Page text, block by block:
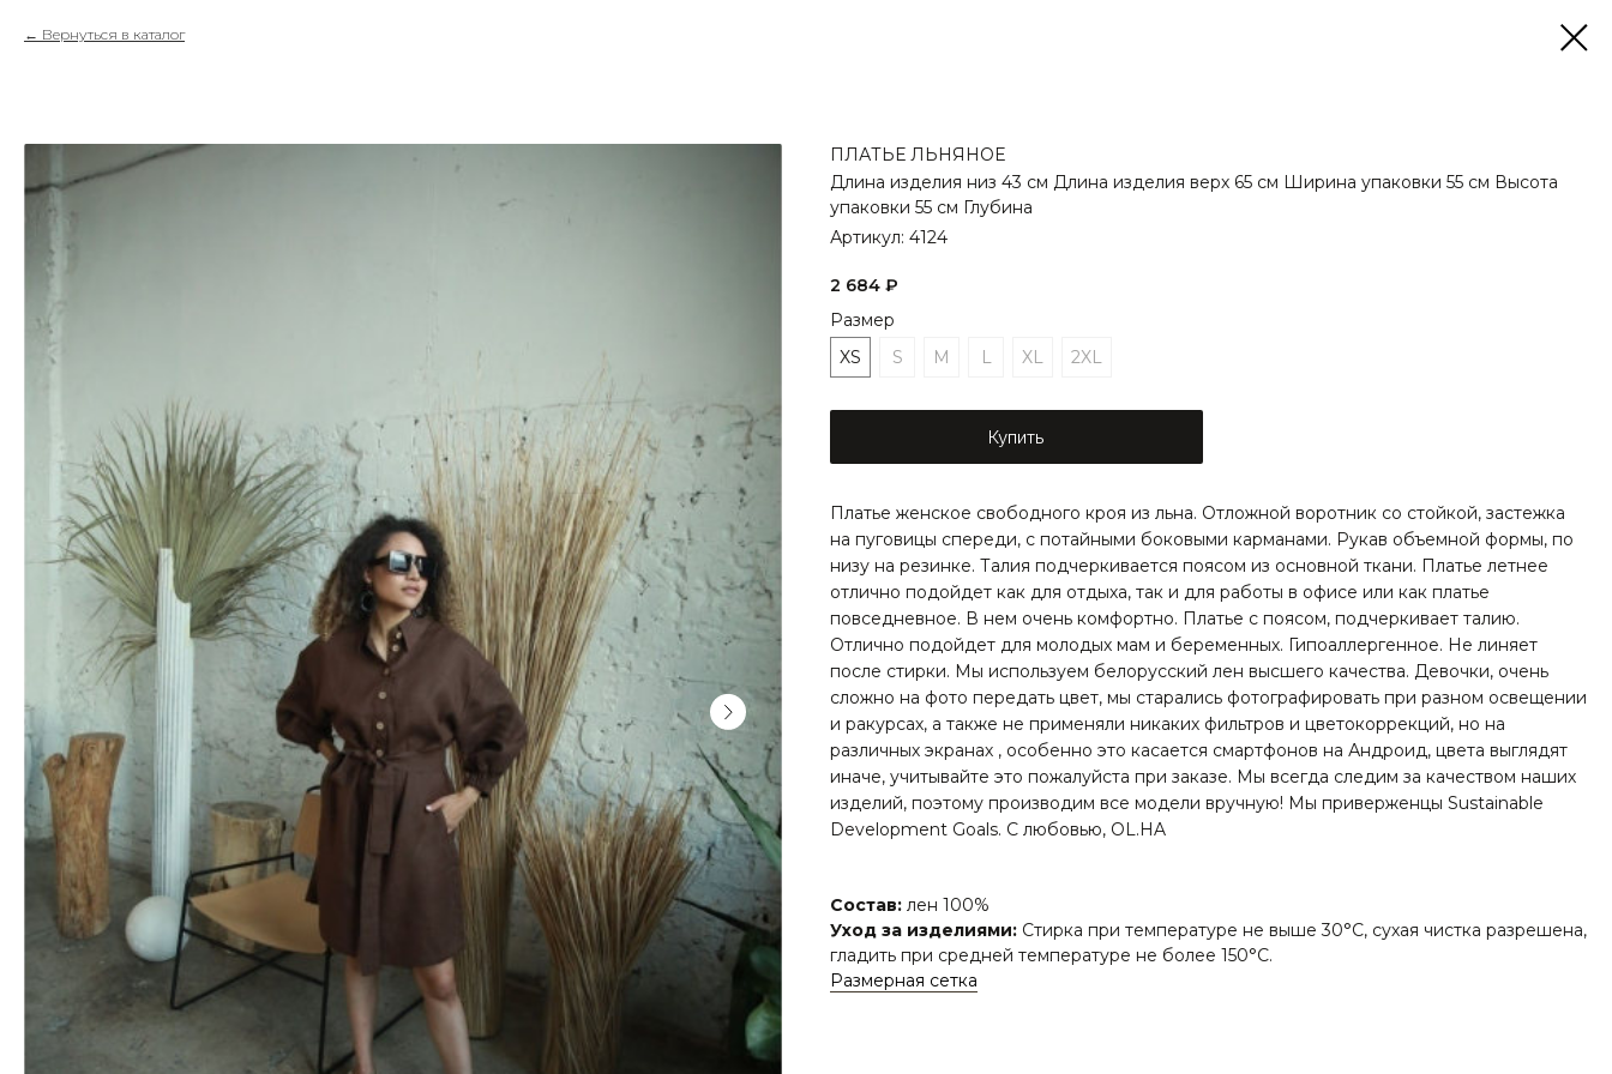
Вернуться в каталог
ПЛАТЬЕ ЛЬНЯНОЕ
Длина изделия низ 43 см Длина изделия верх 65 см Ширина упаковки 55 см Высота
упаковки 55 см Глубина
Артикул: 4124
2 684 ₽
Размер
XS
S M L XL 2XL
Купить
Платье женское свободного кроя из льна. Отложной воротник со стойкой, застежка
на пуговицы спереди, с потайными боковыми карманами. Рукав объемной формы, по
низу на резинке. Талия подчеркивается поясом из основной ткани. Платье летнее
отлично подойдет как для отдыха, так и для работы в офисе или как платье
повседневное. В нем очень комфортно. Платье с поясом, подчеркивает талию.
Отлично подойдет для молодых мам и беременных. Гипоаллергенное. Не линяет
после стирки. Мы используем белорусский лен высшего качества. Девочки, очень
сложно на фото передать цвет, мы старались фотографировать при разном освещении
и ракурсах, а также не применяли никаких фильтров и цветокоррекций, но на
различных экранах , особенно это касается смартфонов на Андроид, цвета выглядят
иначе, учитывайте это пожалуйста при заказе. Мы всегда следим за качеством наших
изделий, поэтому производим все модели вручную! Мы приверженцы Sustainable
Development Goals. С любовью, OL.HA
Состав: лен 100%
Уход за изделиями: Стирка при температуре не выше 30°C, сухая чистка разрешена,
гладить при средней температуре не более 150°C.
Размерная сетка